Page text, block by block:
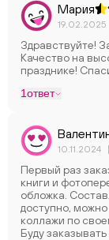
Мария
19.02.2025
Здравствуйте!
Качество на
празднике!
1ответ
10.11.2024 |
Первый раз заказала
книги и
обложка.
доступно,
коллажи по
Буду